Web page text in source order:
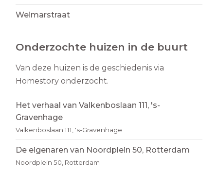
Weimarstraat
Onderzochte huizen in de buurt
Van deze huizen is de geschiedenis via
Homestory onderzocht.
Het verhaal van Valkenboslaan 111, 's-
Gravenhage
Valkenboslaan 111, 's-Gravenhage
De eigenaren van Noordplein 50, Rotterdam
Noordplein 50, Rotterdam